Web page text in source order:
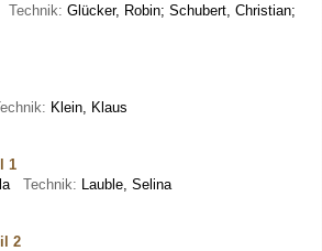
Technik: Glücker, Robin; Schubert, Christian;
Klein, Klaus
1
Technik: Lauble, Selina
2